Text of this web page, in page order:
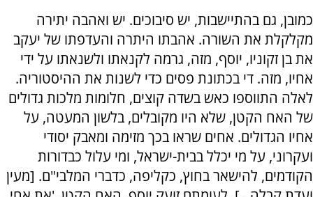
כמובן, גם בהתיישבות, יש סיבוכים. יש ואהבה יתירה
מקלקלת את השורה. אהבתו היתרה והעדפתו של יעקב
את בן זקוניו, יוסף, מזה, גרמה לקנאתו ולשנאתו על ידי
אחיו, מזה. די בכתונת פסים כדי לשנות את ההיסטוריה.
לאלה התווספו כאש בשדה קוצים, חלומות מלכות גדולים
של האח הקטן, שלא היו מקובלים, בלשון המעטה, על
אחיו הגדולים. אחים שראו בכך מזימה ומאבק יסודי
ועקרוני, על מי יכלל בבית-ישראל, ומי עלול כבדורות
הקודמים, להישאר בחוץ, כקליפה, כדברי המלבי"ם. [מעין